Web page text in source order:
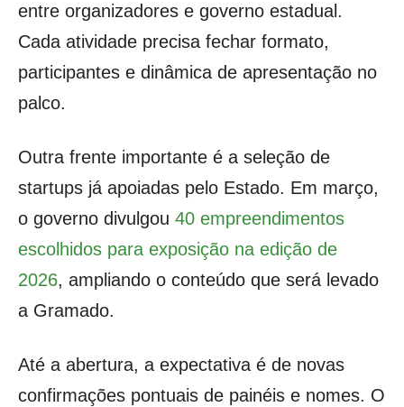
entre organizadores e governo estadual.
Cada atividade precisa fechar formato,
participantes e dinâmica de apresentação no
palco.
Outra frente importante é a seleção de
startups já apoiadas pelo Estado. Em março,
o governo divulgou 40 empreendimentos
escolhidos para exposição na edição de
2026, ampliando o conteúdo que será levado
a Gramado.
Até a abertura, a expectativa é de novas
confirmações pontuais de painéis e nomes. O